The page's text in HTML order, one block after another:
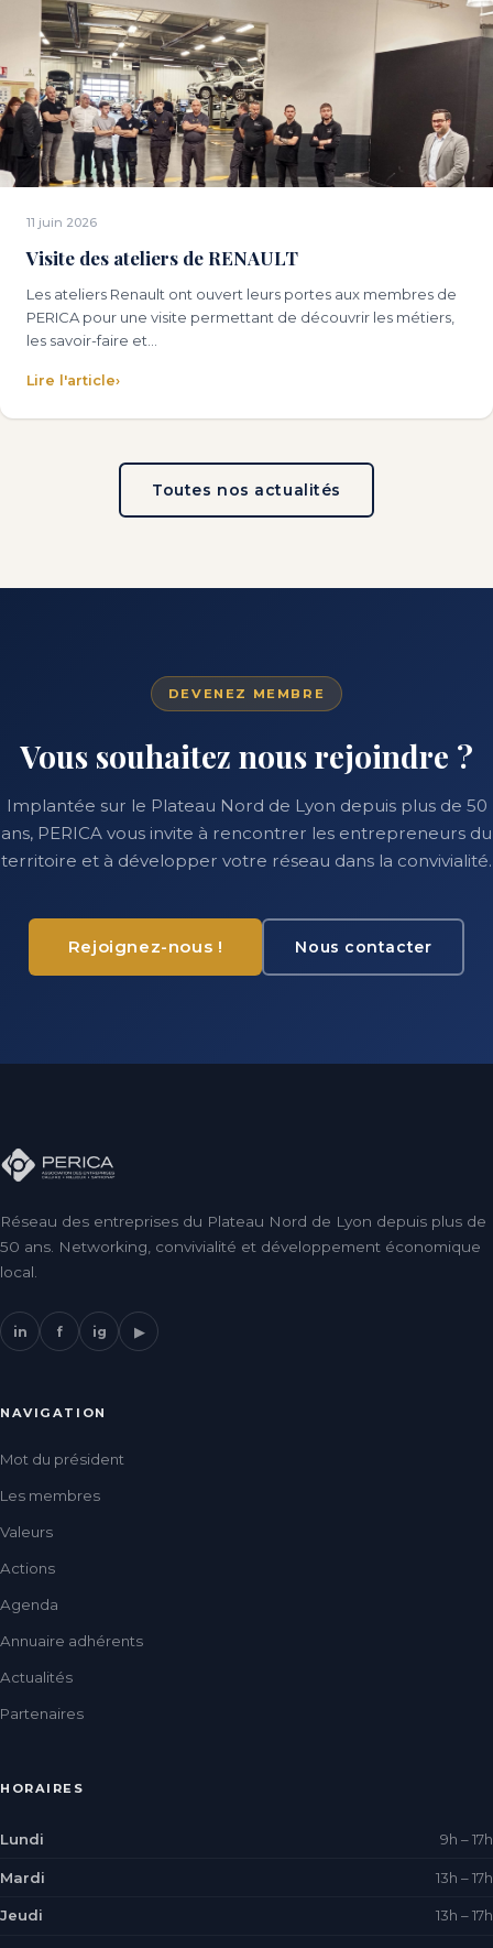
11 juin 2026
Visite des ateliers de RENAULT
Les ateliers Renault ont ouvert leurs portes aux membres de
PERICA pour une visite permettant de découvrir les métiers,
les savoir-faire et…
Lire l'article›
Toutes nos actualités
DEVENEZ MEMBRE
Vous souhaitez nous rejoindre ?
Implantée sur le Plateau Nord de Lyon depuis plus de 50
ans, PERICA vous invite à rencontrer les entrepreneurs du
territoire et à développer votre réseau dans la convivialité.
Rejoignez-nous ! Nous contacter
Réseau des entreprises du Plateau Nord de Lyon depuis plus de
50 ans. Networking, convivialité et développement économique
local.
in f ig ▶
NAVIGATION
Mot du président
Les membres
Valeurs
Actions
Agenda
Annuaire adhérents
Actualités
Partenaires
HORAIRES
Lundi 9h – 17h
Mardi 13h – 17h
Jeudi 13h – 17h